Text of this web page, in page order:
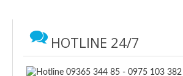
HOTLINE 24/7